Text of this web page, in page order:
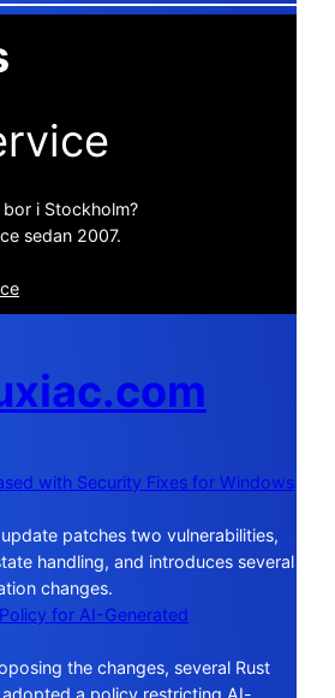
i Stockholm?
sedan 2007.
with Security Fixes for Windows
patches two vulnerabilities,
handling, and introduces several
changes.
for AI-Generated
the changes, several Rust